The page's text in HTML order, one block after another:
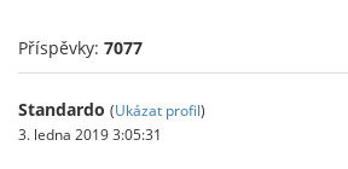
Příspěvky: 7077
Standardo (Ukázat profil)
3. ledna 2019 3:05:31